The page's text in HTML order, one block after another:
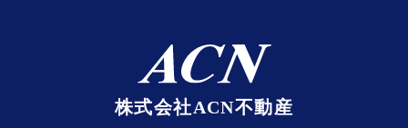
株式会社ACN不動産